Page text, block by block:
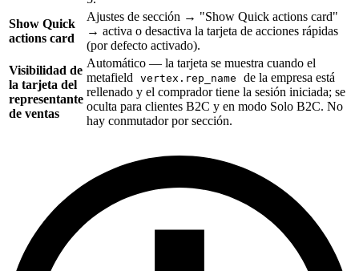
Show Quick
actions card
Ajustes de sección → "Show Quick actions card"
→ activa o desactiva la tarjeta de acciones rápidas
(por defecto activado).
Visibilidad de
la tarjeta del
representante
de ventas
Automático — la tarjeta se muestra cuando el
metafield
vertex.rep_name
de la empresa está
rellenado y el comprador tiene la sesión iniciada; se
oculta para clientes B2C y en modo Solo B2C. No
hay conmutador por sección.